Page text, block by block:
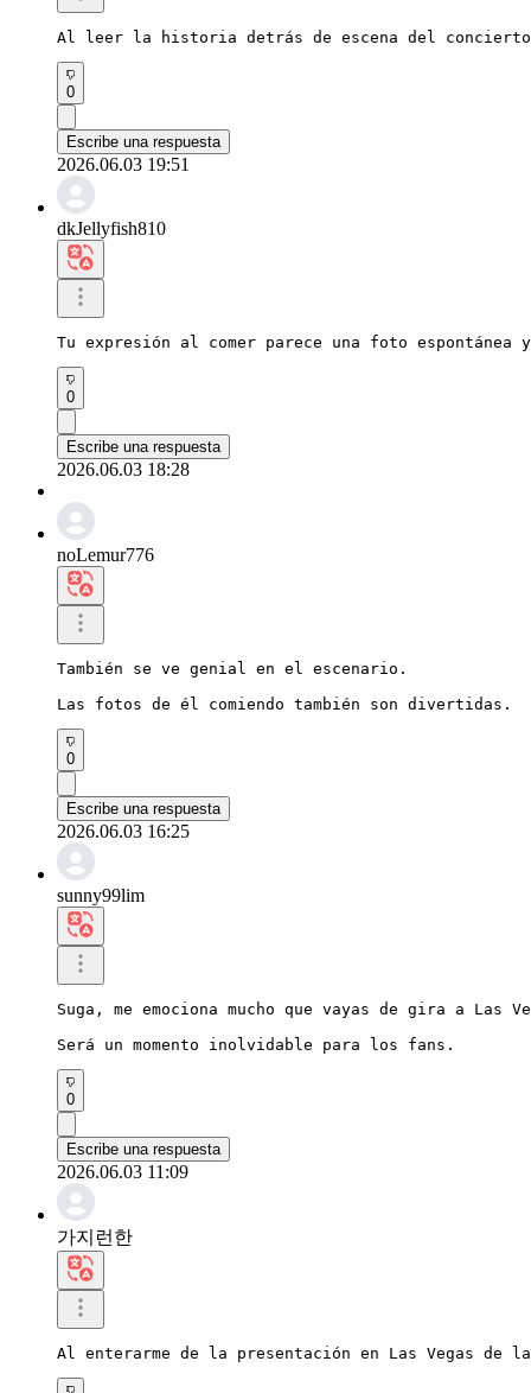
Al leer la historia detrás de escena del concierto
0
Escribe una respuesta
2026.06.03 19:51
dkJellyfish810
Tu expresión al comer parece una foto
0
Escribe una respuesta
2026.06.03 18:28
noLemur776
También se ve genial en el escenario.
Las fotos de él comiendo también son divertidas.
0
Escribe una respuesta
2026.06.03 16:25
sunny99lim
Suga, me emociona mucho que vayas de gira a Las
Será un momento inolvidable para los fans.
0
Escribe una respuesta
2026.06.03 11:09
가지런한
Al enterarme de la presentación en Las Vegas